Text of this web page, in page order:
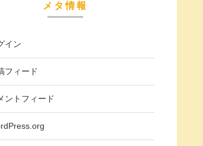
メタ情報
イン
フィード
ントフィード